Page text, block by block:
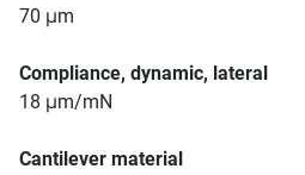
70 μm
Compliance, dynamic, lateral
18 μm/mN
Cantilever material